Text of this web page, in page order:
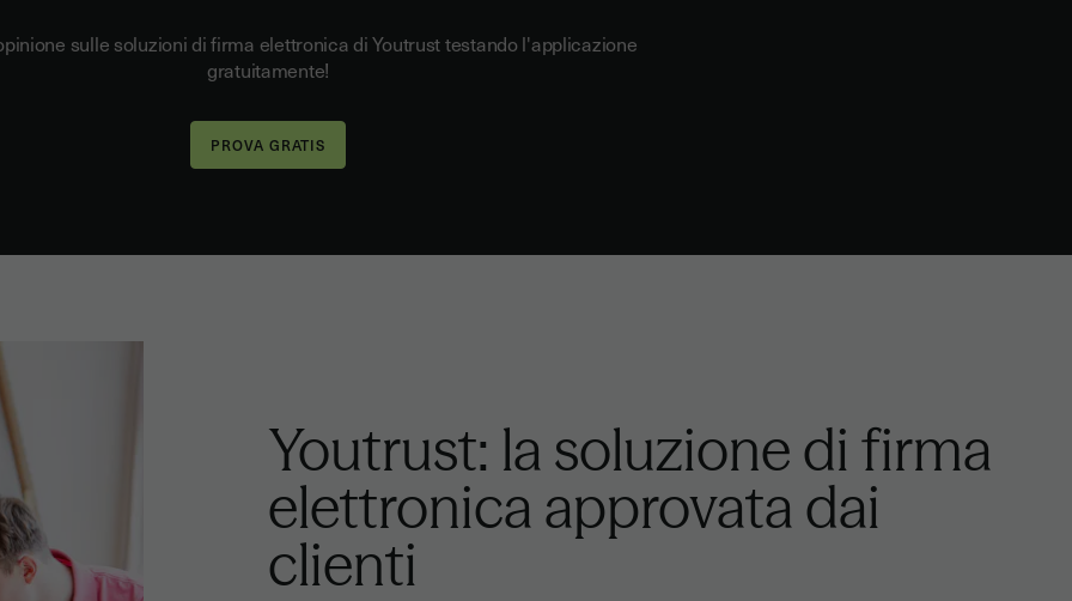
sulle soluzioni di firma elettronica di Youtrust testando l'applicazione
gratuitamente!
Youtrust: la soluzione di firma
elettronica approvata dai
clienti